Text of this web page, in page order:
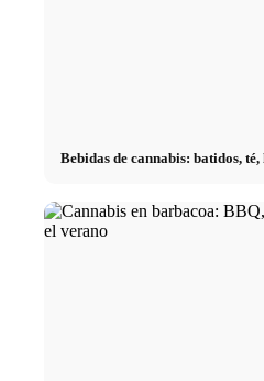
Bebidas de cannabis: batidos,